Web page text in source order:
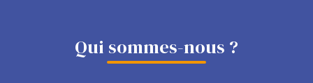
Qui sommes-nous ?